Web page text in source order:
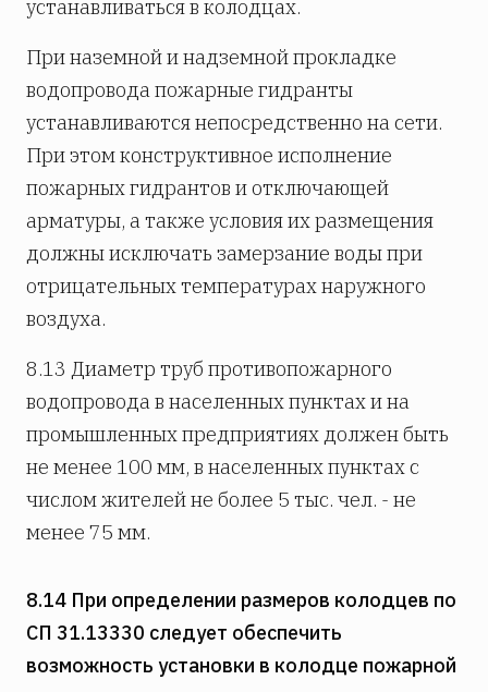
устанавливаться в колодцах.
При наземной и надземной прокладке
водопровода пожарные гидранты
устанавливаются непосредственно на сети.
При этом конструктивное исполнение
пожарных гидрантов и отключающей
арматуры, а также условия их размещения
должны исключать замерзание воды при
отрицательных температурах наружного
воздуха.
8.13 Диаметр труб противопожарного
водопровода в населенных пунктах и на
промышленных предприятиях должен быть
не менее 100 мм, в населенных пунктах с
числом жителей не более 5 тыс. чел. - не
менее 75 мм.
8.14 При определении размеров колодцев по
СП 31.13330 следует обеспечить
возможность установки в колодце пожарной